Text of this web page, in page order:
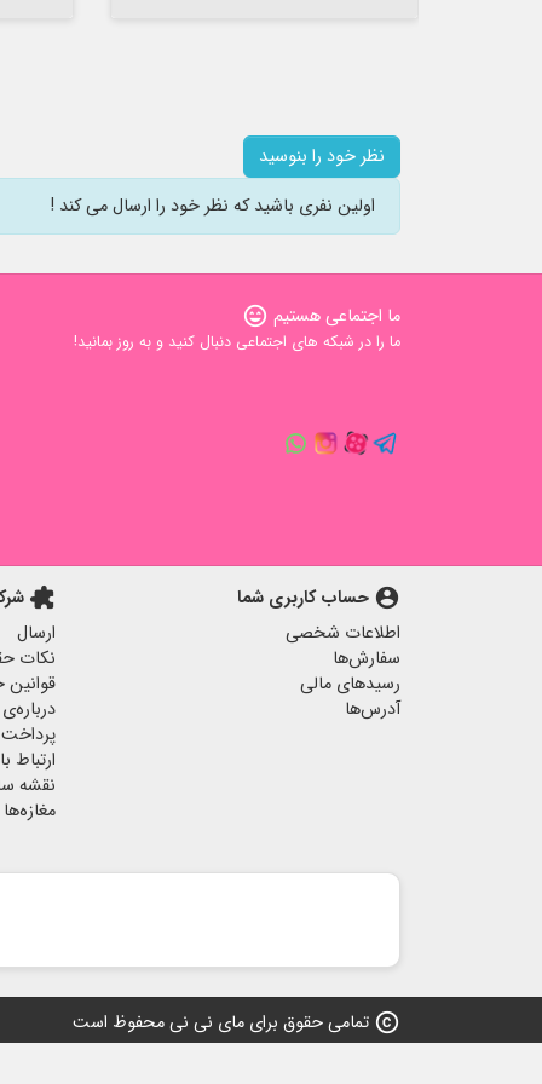
نظر خود را بنوسید
اولین نفری باشید که نظر خود را ارسال می کند !
ما اجتماعی هستیم sentiment_very_satisfied
ما را در شبکه های اجتماعی دنبال کنید و به روز بمانید!
account_circle حساب کاربری شما
اطلاعات شخصی
سفارش‌ها
رسیدهای مالی
آدرس‌ها
extension
ارسال
نکات
قوانین
ارتباط
نقشه
مغازه‌ها
copyright تمامی حقوق برای مای نی نی محفوظ است